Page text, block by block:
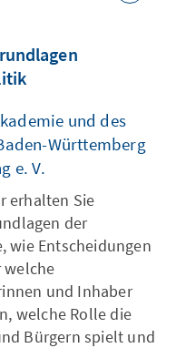
und des
Württemberg
e. V.
erhalten Sie
der
wie Entscheidungen
welche
und Inhaber
welche Rolle die
Bürgern spielt und